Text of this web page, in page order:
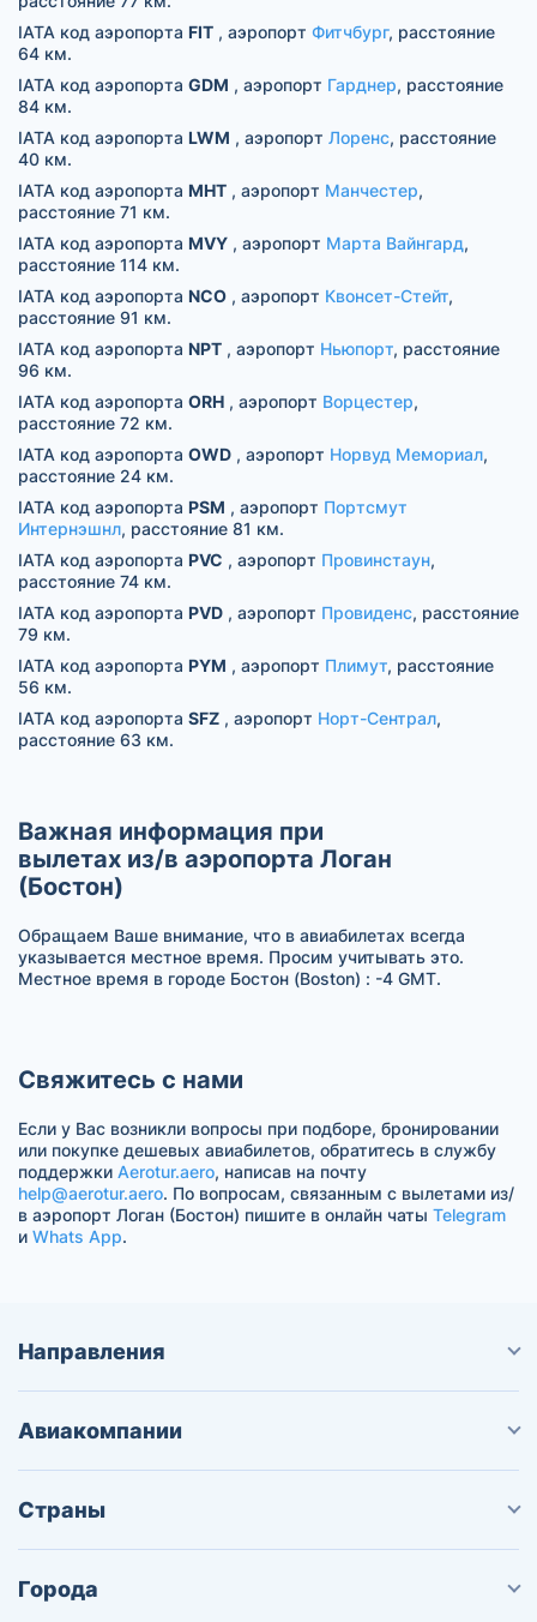
IATA код аэропорта FIT , аэропорт Фитчбург, расстояние
64 км.
IATA код аэропорта GDM , аэропорт Гарднер, расстояние
84 км.
IATA код аэропорта LWM , аэропорт Лоренс, расстояние
40 км.
IATA код аэропорта MHT , аэропорт Манчестер,
расстояние 71 км.
IATA код аэропорта MVY , аэропорт Марта Вайнгард,
расстояние 114 км.
IATA код аэропорта NCO , аэропорт Квонсет-Стейт,
расстояние 91 км.
IATA код аэропорта NPT , аэропорт Ньюпорт, расстояние
96 км.
IATA код аэропорта ORH , аэропорт Ворцестер,
расстояние 72 км.
IATA код аэропорта OWD , аэропорт Норвуд Мемориал,
расстояние 24 км.
IATA код аэропорта PSM , аэропорт Портсмут
Интернэшнл, расстояние 81 км.
IATA код аэропорта PVC , аэропорт Провинстаун,
расстояние 74 км.
IATA код аэропорта PVD , аэропорт Провиденс, расстояние
79 км.
IATA код аэропорта PYM , аэропорт Плимут, расстояние
56 км.
IATA код аэропорта SFZ , аэропорт Норт-Сентрал,
расстояние 63 км.
Важная информация при
вылетах из/в аэропорта Логан
(Бостон)
Обращаем Ваше внимание, что в авиабилетах всегда
указывается местное время. Просим учитывать это.
Местное время в городе Бостон (Boston) : -4 GMT.
Свяжитесь с нами
Если у Вас возникли вопросы при подборе, бронировании
или покупке дешевых авиабилетов, обратитесь в службу
поддержки Aerotur.aero, написав на почту
help@aerotur.aero. По вопросам, связанным с вылетами из/
в аэропорт Логан (Бостон) пишите в онлайн чаты Telegram
и Whats App.
Направления
Авиакомпании
Страны
Города